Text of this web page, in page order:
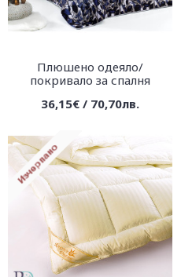
Плюшено одеяло/
покривало за спалня
36,15€ / 70,70лв.